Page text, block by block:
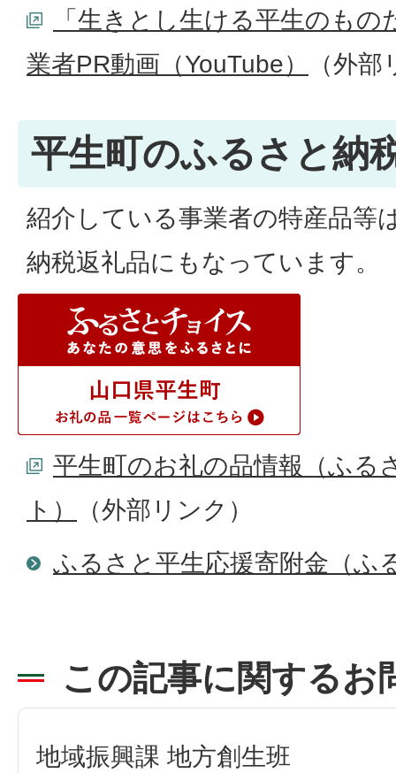
「生きとし生ける平生のも
業者PR動画（YouTube）
（外
平生町のふるさと納
紹介している事業者の特産品等
納税返礼品にもなっています。
平生町のお礼の品情報（ふる
ト）
（外部リンク）
ふるさと平生応援寄附金（ふ
この記事に関するお
地域振興課 地方創生班